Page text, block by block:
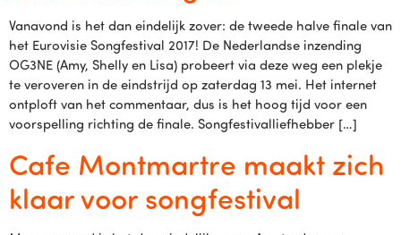
Vanavond is het dan eindelijk zover: de tweede halve finale van
het Eurovisie Songfestival 2017! De Nederlandse inzending
OG3NE (Amy, Shelly en Lisa) probeert via deze weg een plekje
te veroveren in de eindstrijd op zaterdag 13 mei. Het internet
ontploft van het commentaar, dus is het hoog tijd voor een
voorspelling richting de finale. Songfestivalliefhebber […]
Cafe Montmartre maakt zich
klaar voor songfestival